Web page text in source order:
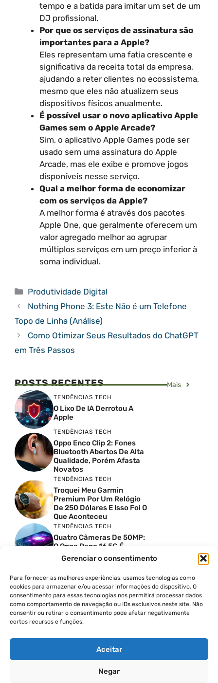
Gerenciar o consentimento
Para fornecer as melhores experiências, usamos tecnologias como
cookies para armazenar e/ou acessar informações do dispositivo. O
consentimento para essas tecnologias nos permitirá processar dados
como comportamento de navegação ou IDs exclusivos neste site. Não
consentir ou retirar o consentimento pode afetar negativamente
certos recursos e funções.
Aceitar
Negar
tempo e a batida para imitar um set de um
DJ profissional.
Por que os serviços de assinatura são
importantes para a Apple?
Eles representam uma fatia crescente e
significativa da receita total da empresa,
ajudando a reter clientes no ecossistema,
mesmo que eles não atualizem seus
dispositivos físicos anualmente.
É possível usar o novo aplicativo Apple
Games sem o Apple Arcade?
Sim, o aplicativo Apple Games pode ser
usado sem uma assinatura do Apple
Arcade, mas ele exibe e promove jogos
disponíveis nesse serviço.
Qual a melhor forma de economizar
com os serviços da Apple?
A melhor forma é através dos pacotes
Apple One, que geralmente oferecem um
valor agregado melhor ao agrupar
múltiplos serviços em um preço inferior à
soma individual.
Categorias
Produtividade Digital
Nothing Phone 3: Este Não é um Telefone
Topo de Linha (Análise)
Como Otimizar Seus Resultados do ChatGPT
em Três Passos
POSTS RECENTES Mais
TENDÊNCIAS TECH
O Lixo De IA Derrotou A
Apple
TENDÊNCIAS TECH
Oppo Enco Clip 2: Fones
Bluetooth Abertos De Alta
Qualidade, Porém Afasta
Novatos
TENDÊNCIAS TECH
Troquei Meu Garmin
Premium Por Um Relógio
De 250 Dólares E Isso Foi O
Que Aconteceu
TENDÊNCIAS TECH
Quatro Câmeras De 50MP:
O Oppo Reno 16 5G É
Absurdo
Comparativo De
Especificações Entre O
Vivo X300 Ultra E O
Samsung Galaxy S26 Ultra
PRODUTIVIDADE DIGITAL
Como Criar Carrossel No
Instagram